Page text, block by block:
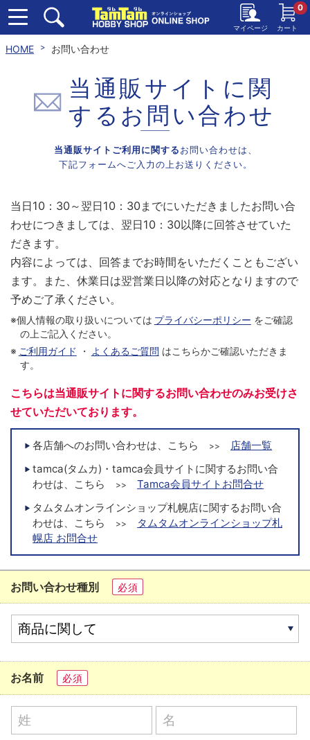
マイページ カート
0
HOME お問い合わせ
当通販サイトに関
する お問い合わせ
当通販サイトご利用に関する お問い合わせは、
下記フォームへご入力の上お送りください。
当日10：30～翌日10：30までにいただきましたお問い合
わせにつきましては、翌日10：30以降に回答させていた
だきます。
内容によっては、回答までお時間をいただくこともござい
ます。また、休業日は翌営業日以降の対応となりますので
予めご了承ください。
※個人情報の取り扱いについては プライバシーポリシー をご確認
の上ご記入ください。
※ ご利用ガイド ・ よくあるご質問 はこちらかご確認いただきま
す。
こちらは当通販サイトに関するお問い合わせのみお受けさ
せていただいております。
各店舗へのお問い合わせは、こちら >>
店舗一覧
tamca(タムカ)・tamca会員サイトに関するお問い合
わせは、こちら
>>
Tamca会員サイトお問合せ
タムタムオンラインショップ札幌店に関するお問い合
わせは、こちら
>>
タムタムオンラインショップ札
幌店 お問合せ
お問い合わせ種別 必須
お名前 必須